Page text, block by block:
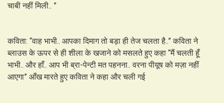
चाबी नहीं मिली.. ”
कविता: “वाह भाभी.. आपका दिमाग तो बड़ा ही तेज चलता है..” कविता ने
ब्लाउस के ऊपर से ही शीला के खजाने को मसलते हुए कहा “मैं चलती हूँ
भाभी.. और हाँ.. आप भी ब्रा-पेन्टी मत पहनना.. वरना पीयूष को मज़ा नहीं
आएगा” आँख मारते हुए कविता ने कहा और चली गई